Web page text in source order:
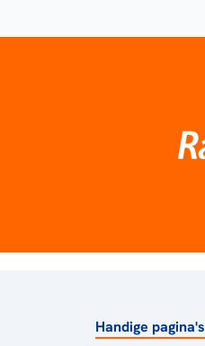
Handige pagina's